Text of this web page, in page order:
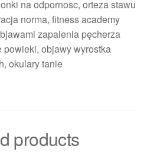
na odpornosc, orteza stawu
norma, fitness academy
zapalenia pęcherza
powieki, objawy wyrostka
okulary tanie
products